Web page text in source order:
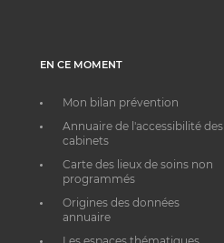
EN CE MOMENT
Mon bilan prévention
Annuaire de l'accessibilité des
cabinets
Carte des lieux de soins non
programmés
Origines des données
annuaire